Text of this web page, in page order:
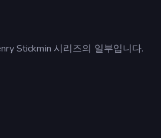
Stickmin 시리즈의 일부입니다.